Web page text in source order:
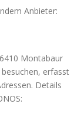
Anbieter:
Montabaur
erfasst
Details